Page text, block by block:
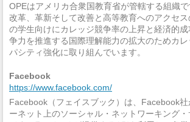
OPEはアメリカ合衆国教育省が管轄する組織
改革、革新そして改善と高等教育へのアクセ
の学生向けにカレッジ競争率の上昇と経済的
争力を推進する国際理解能力の拡大のためカ
パシティ強化に取り組んでいます。
Facebook
https://www.facebook.com/
Facebook（フェイスブック）は、Facebook社
ーネット上のソーシャル・ネットワーキング・